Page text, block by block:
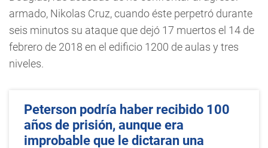
armado, Nikolas Cruz, cuando éste perpetró durante
seis minutos su ataque que dejó 17 muertos el 14 de
febrero de 2018 en el edificio 1200 de aulas y tres
niveles.
Peterson podría haber recibido 100
años de prisión, aunque era
improbable que le dictaran una